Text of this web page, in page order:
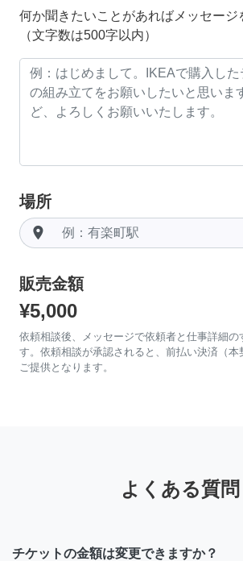
何か聞きたいことがあればメッセージ
（文字数は500字以内）
場所
room
販売金額
¥5,000
依頼相談後、メッセージで依頼者と仕事詳細の
す。依頼相談が承認されると、前払い決済（
ご提供となります。
よくある質問
チケットの金額は変更できますか？